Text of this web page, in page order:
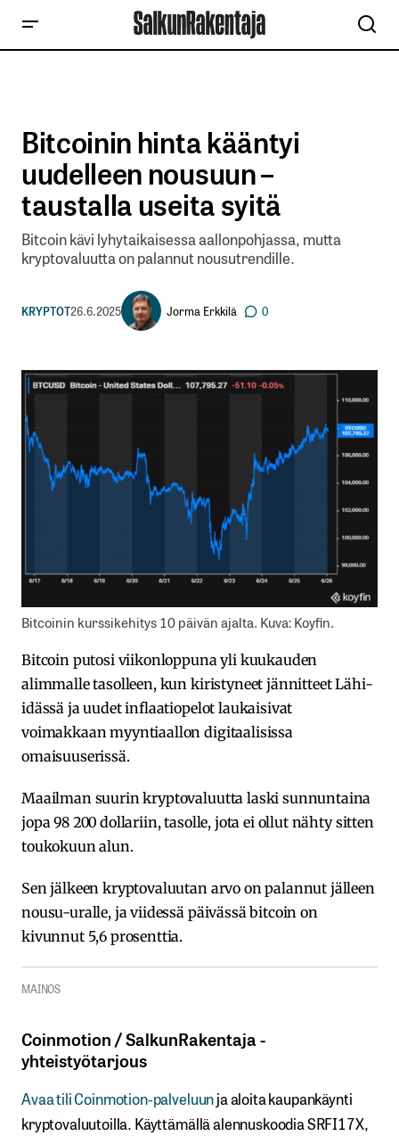
Bitcoinin hinta kääntyi
uudelleen nousuun –
taustalla useita syitä
Bitcoin kävi lyhytaikaisessa aallonpohjassa, mutta
kryptovaluutta on palannut nousutrendille.
KRYPTOT26.6.2025 Jorma Erkkilä 0
Bitcoinin kurssikehitys 10 päivän ajalta. Kuva: Koyfin.
Bitcoin putosi viikonloppuna yli kuukauden
alimmalle tasolleen, kun kiristyneet jännitteet Lähi-
idässä ja uudet inflaatiopelot laukaisivat
voimakkaan myyntiaallon digitaalisissa
omaisuuserissä.
Maailman suurin kryptovaluutta laski sunnuntaina
jopa 98 200 dollariin, tasolle, jota ei ollut nähty sitten
toukokuun alun.
Sen jälkeen kryptovaluutan arvo on palannut jälleen
nousu-uralle, ja viidessä päivässä bitcoin on
kivunnut 5,6 prosenttia.
MAINOS
Coinmotion​ / ​SalkunRakentaja ​-​​
yhteistyötarjous
Avaa​ ​tili​ ​Coinmotion-palveluunja aloita kaupankäynti
kryptovaluutoilla.​ ​Käyttämällä​ ​alennuskoodia​ ​SRFI17X,​ ​